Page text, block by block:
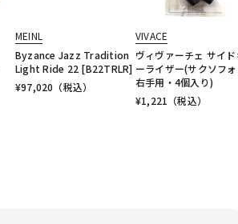
MEINL
Byzance Jazz Tradition
Light Ride 22 [B22TRLR]
¥97,020 （税込）
VIVACE
ヴィヴァーチェ サイ
ーライザー(サクソフ
右手用・4個入り)
¥1,221 （税込）